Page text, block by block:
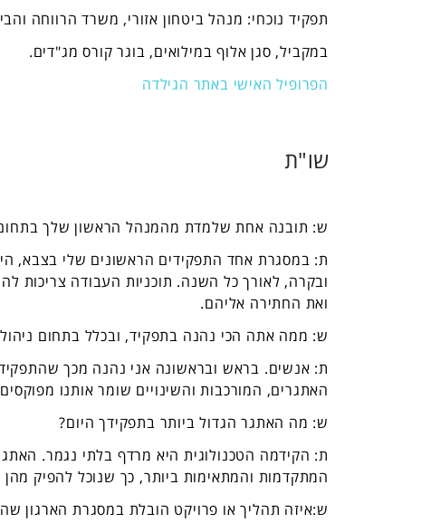
תפקיד נוכחי: מנהל ביטחון אזורי, משרד הרווחה
במקביל, סגן אלוף במילואים, בוגר קורס מג"דים.
הפרופיל האישי באתר הגילדה
שו"ת
ש: תובנה אחת שלמדת מהמנהל הראשון שלך
ת: במסגרת אחד התפקידים הראשונים שלי בצבא,
ובקרה, לאורך כל השנה. תוכניות העבודה צריכות
ואת החתירה אליהם.
ש: ממה אתה הכי נהנה בתפקיד, ובכלל בתחום ניהול
ת: אנשים. בראש ובראשונה אני נהנה מכך
האתגרים, המורכבות והשינויים שומר אותנו
ש: מה האתגר הגדול ביותר בתפקידך היום?
ת: הקידמה הטכנולוגית היא מרדף בלתי נגמר.
המתקדמות והמתאימות ביותר, כך שנוכל להפיק
ש:איזה תהליך או פרויקט הובלת במסגרת הארגון